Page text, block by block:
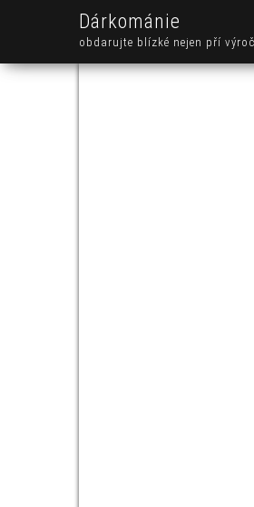
Dárkománie
obdarujte blízké nejen pří